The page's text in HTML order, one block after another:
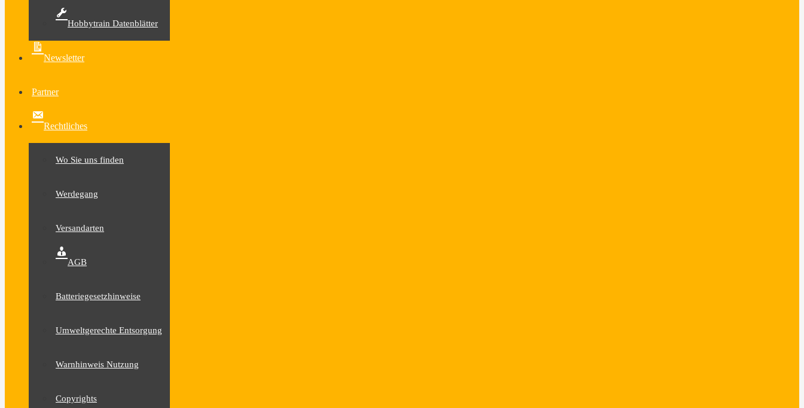
Hobbytrain Datenblätter
Newsletter
Partner
Rechtliches
Wo Sie uns finden
Werdegang
Versandarten
AGB
Batteriegesetzhinweise
Umweltgerechte Entsorgung
Warnhinweis Nutzung
Copyrights